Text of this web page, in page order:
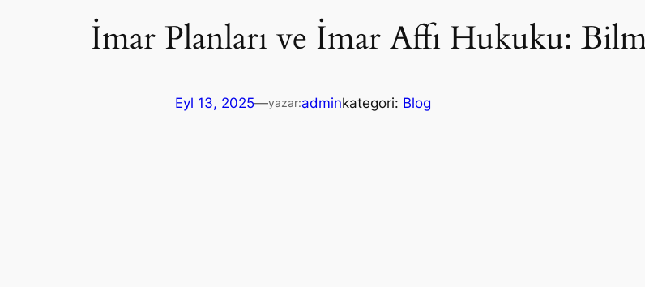
İmar Planları ve İmar Affı Hukuku:
Eyl 13, 2025—yazar:adminkategori: Blog